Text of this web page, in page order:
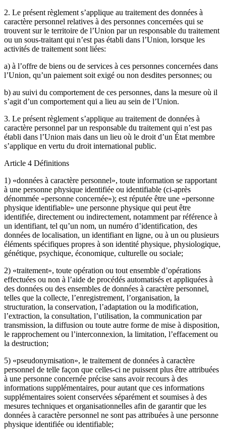
2. Le présent règlement s’applique au traitement des données à
caractère personnel relatives à des personnes concernées qui se
trouvent sur le territoire de l’Union par un responsable du traitement
ou un sous-traitant qui n’est pas établi dans l’Union, lorsque les
activités de traitement sont liées:
a) à l’offre de biens ou de services à ces personnes concernées dans
l’Union, qu’un paiement soit exigé ou non desdites personnes; ou
b) au suivi du comportement de ces personnes, dans la mesure où il
s’agit d’un comportement qui a lieu au sein de l’Union.
3. Le présent règlement s’applique au traitement de données à
caractère personnel par un responsable du traitement qui n’est pas
établi dans l’Union mais dans un lieu où le droit d’un État membre
s’applique en vertu du droit international public.
Article 4 Définitions
1) «données à caractère personnel», toute information se rapportant
à une personne physique identifiée ou identifiable (ci-après
dénommée «personne concernée»); est réputée être une «personne
physique identifiable» une personne physique qui peut être
identifiée, directement ou indirectement, notamment par référence à
un identifiant, tel qu’un nom, un numéro d’identification, des
données de localisation, un identifiant en ligne, ou à un ou plusieurs
éléments spécifiques propres à son identité physique, physiologique,
génétique, psychique, économique, culturelle ou sociale;
2) «traitement», toute opération ou tout ensemble d’opérations
effectuées ou non à l’aide de procédés automatisés et appliquées à
des données ou des ensembles de données à caractère personnel,
telles que la collecte, l’enregistrement, l’organisation, la
structuration, la conservation, l’adaptation ou la modification,
l’extraction, la consultation, l’utilisation, la communication par
transmission, la diffusion ou toute autre forme de mise à disposition,
le rapprochement ou l’interconnexion, la limitation, l’effacement ou
la destruction;
5) «pseudonymisation», le traitement de données à caractère
personnel de telle façon que celles-ci ne puissent plus être attribuées
à une personne concernée précise sans avoir recours à des
informations supplémentaires, pour autant que ces informations
supplémentaires soient conservées séparément et soumises à des
mesures techniques et organisationnelles afin de garantir que les
données à caractère personnel ne sont pas attribuées à une personne
physique identifiée ou identifiable;